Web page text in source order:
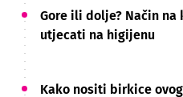
Gore ili dolje? Način
utjecati na higijenu
Kako nositi birkice